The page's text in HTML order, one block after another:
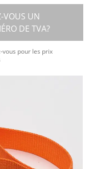
VOUS UN
DE TVA?
vous pour les prix